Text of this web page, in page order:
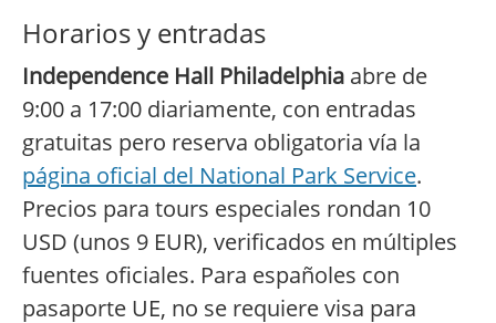
Horarios y entradas
Independence Hall Philadelphia abre de
9:00 a 17:00 diariamente, con entradas
gratuitas pero reserva obligatoria vía la
página oficial del National Park Service.
Precios para tours especiales rondan 10
USD (unos 9 EUR), verificados en múltiples
fuentes oficiales. Para españoles con
pasaporte UE, no se requiere visa para